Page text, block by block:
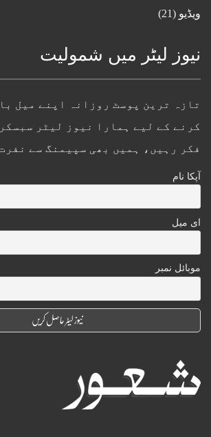
ویڈیو (21)
نیوز لیٹر میں شمولیت
تازہ ترین پوسٹ روزانہ اپنے میل
کرنے کے لیے ہمارا نیوز لیٹر
فکر رہیں، ہمیں بھی سپیمنگ سے
آپکا نام
ای میل
موبائل نمبر